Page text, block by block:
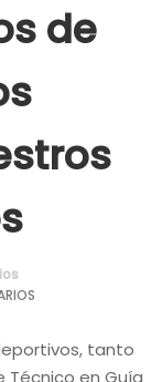
de
tanto
Técnico en Guía